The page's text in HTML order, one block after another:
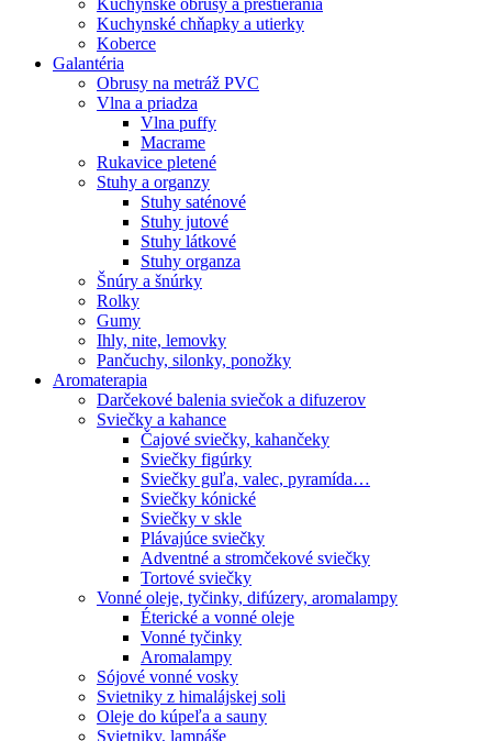
Kuchynské obrusy a prestierania
Kuchynské chňapky a utierky
Koberce
Galantéria
Obrusy na metráž PVC
Vlna a priadza
Vlna puffy
Macrame
Rukavice pletené
Stuhy a organzy
Stuhy saténové
Stuhy jutové
Stuhy látkové
Stuhy organza
Šnúry a šnúrky
Rolky
Gumy
Ihly, nite, lemovky
Pančuchy, silonky, ponožky
Aromaterapia
Darčekové balenia sviečok a difuzerov
Sviečky a kahance
Čajové sviečky, kahančeky
Sviečky figúrky
Sviečky guľa, valec, pyramída…
Sviečky kónické
Sviečky v skle
Plávajúce sviečky
Adventné a stromčekové sviečky
Tortové sviečky
Vonné oleje, tyčinky, difúzery, aromalampy
Éterické a vonné oleje
Vonné tyčinky
Aromalampy
Sójové vonné vosky
Svietniky z himalájskej soli
Oleje do kúpeľa a sauny
Svietniky, lampáše